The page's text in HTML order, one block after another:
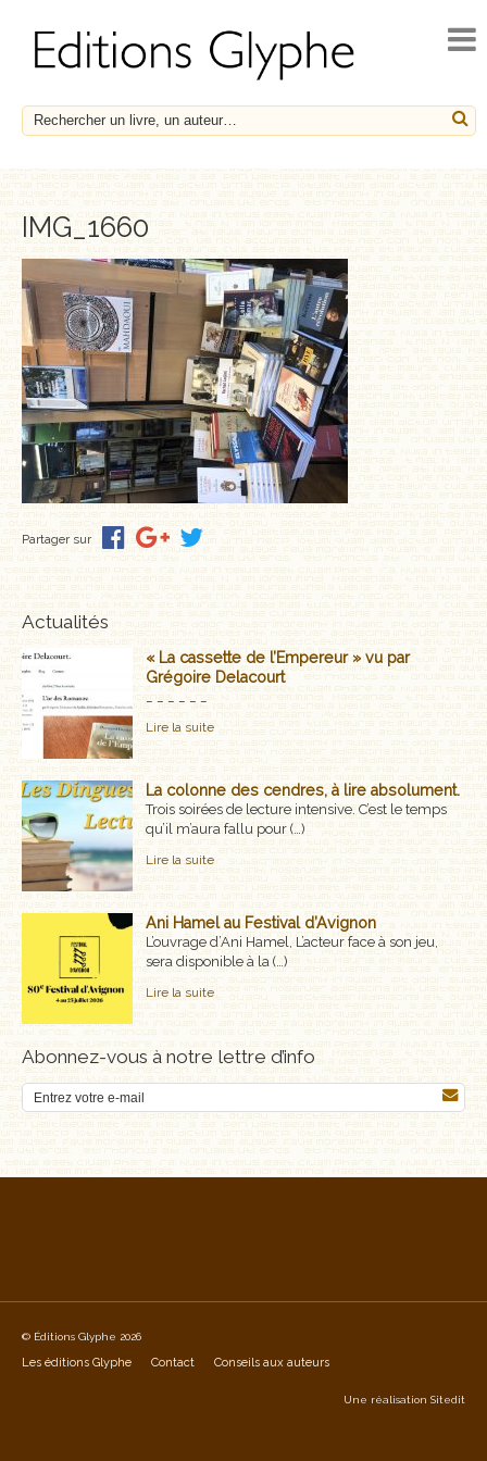
ACTUALITÉS
NOUVEAUTÉS
À PARAÎTRE
HISTOIRE ET SOCIÉTÉ
ESSAIS
LE FRANÇAIS EN HÉRITAGE
SOCIÉTÉ, HISTOIRE ET MÉDECINE
BIOGRAPHIES
POLARS ET THRILLERS
NOUVELLES
COFFRETS
AUTEURS
LES ÉDITIONS GLYPHE
IMG_1660
Partager sur
Actualités
« La cassette de l’Empereur » vu par
Grégoire Delacourt
Lire la suite
La colonne des cendres, à lire absolument.
Trois soirées de lecture intensive. C’est le temps
qu’il m’aura fallu pour (…)
Lire la suite
Ani Hamel au Festival d’Avignon
L’ouvrage d’Ani Hamel, L’acteur face à son jeu,
sera disponible à la (…)
Lire la suite
Abonnez-vous à notre lettre d’info
© Éditions Glyphe 2026
Les éditions Glyphe Contact Conseils aux auteurs
Une réalisation Sitedit